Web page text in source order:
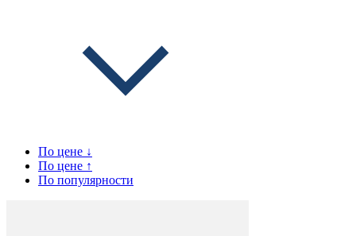
По цене ↓
По цене ↑
По популярности